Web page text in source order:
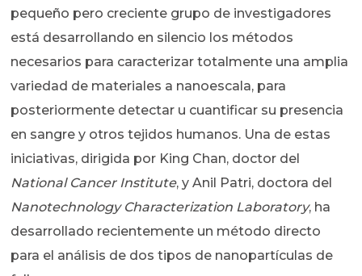
pequeño pero creciente grupo de investigadores
está desarrollando en silencio los métodos
necesarios para caracterizar totalmente una amplia
variedad de materiales a nanoescala, para
posteriormente detectar u cuantificar su presencia
en sangre y otros tejidos humanos. Una de estas
iniciativas, dirigida por King Chan, doctor del
National Cancer Institute, y Anil Patri, doctora del
Nanotechnology Characterization Laboratory, ha
desarrollado recientemente un método directo
para el análisis de dos tipos de nanopartículas de